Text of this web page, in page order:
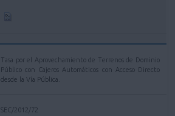
Tasa por el Aprovechamiento de Terrenos de Dominio
Público con Cajeros Automáticos con Acceso Directo
desde la Vía Pública.
SEC/2012/72